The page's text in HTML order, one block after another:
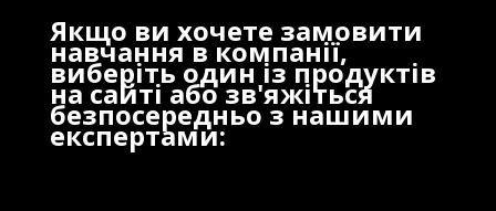
Якщо ви хочете замовити
навчання в компанії,
виберіть один із продуктів
на сайті або зв'яжіться
безпосередньо з нашими
експертами: